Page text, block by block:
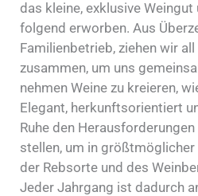
das kleine, exklusive
folgend erworben. Aus
Familienbetrieb, ziehen wir
zusammen, um uns
nehmen Weine zu kreieren,
Elegant, herkunftsorientiert
Ruhe den
stellen, um in
der Rebsorte und des
Jeder Jahrgang ist dadurch